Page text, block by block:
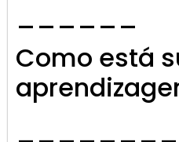
______
Como está